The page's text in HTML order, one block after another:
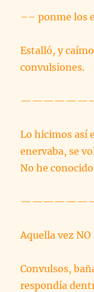
–– ponme los
Estalló, y
convulsiones.
Lo hicimos así
enervaba, se
No he
Aquella vez
Convulsos,
respondía